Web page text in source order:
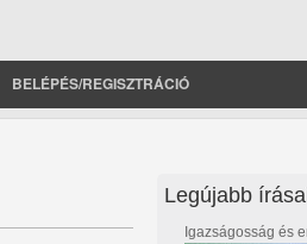
BELÉPÉS/REGISZTRÁCIÓ
Legújabb
Igazságosság és